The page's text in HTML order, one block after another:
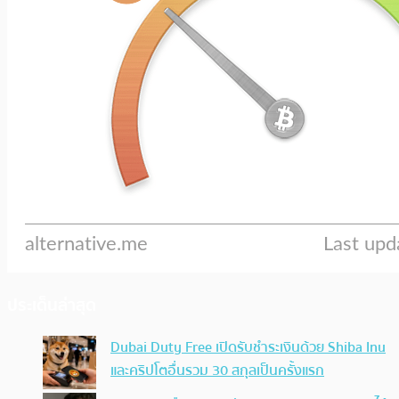
Dubai Duty Free เปิดรับชำระเงินด้วย Shiba Inu
และคริปโตอื่นรวม 30 สกุลเป็นครั้งแรก